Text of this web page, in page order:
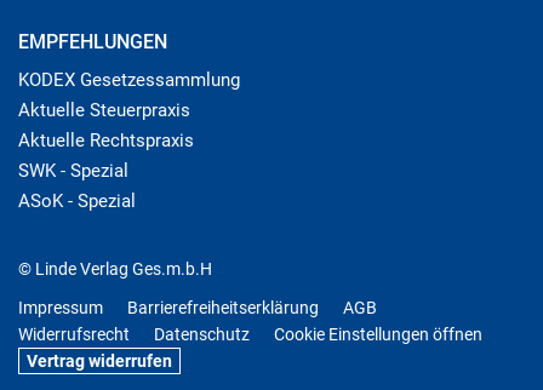
EMPFEHLUNGEN
KODEX Gesetzessammlung
Aktuelle Steuerpraxis
Aktuelle Rechtspraxis
SWK - Spezial
ASoK - Spezial
© Linde Verlag Ges.m.b.H
Impressum
Barrierefreiheitserklärung
AGB
Widerrufsrecht
Datenschutz
Cookie Einstellungen öffnen
Vertrag widerrufen